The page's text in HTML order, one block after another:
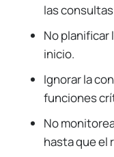
las
No planificar
inicio.
Ignorar la
funciones
No
hasta que el